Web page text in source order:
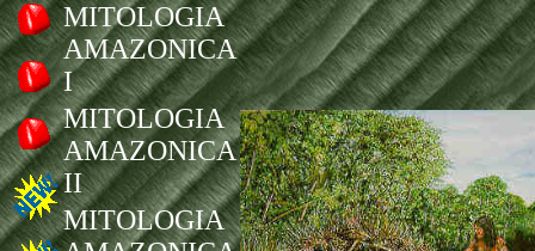
MITOLOGIA
AMAZONICA
I
MITOLOGIA
AMAZONICA
II
MITOLOGIA